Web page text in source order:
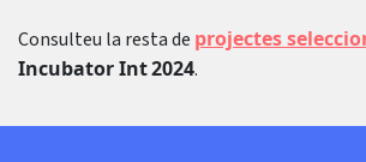
Consulteu la resta de projectes
Incubator Int2024.